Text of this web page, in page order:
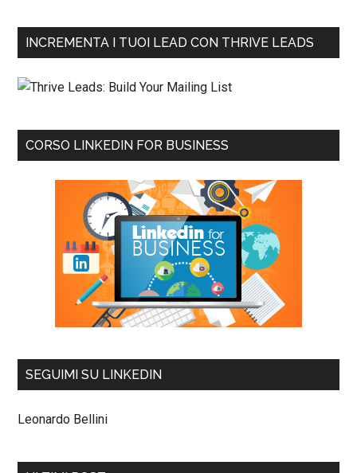
INCREMENTA I TUOI LEAD CON THRIVE LEADS
CORSO LINKEDIN FOR BUSINESS
SEGUIMI SU LINKEDIN
Leonardo Bellini